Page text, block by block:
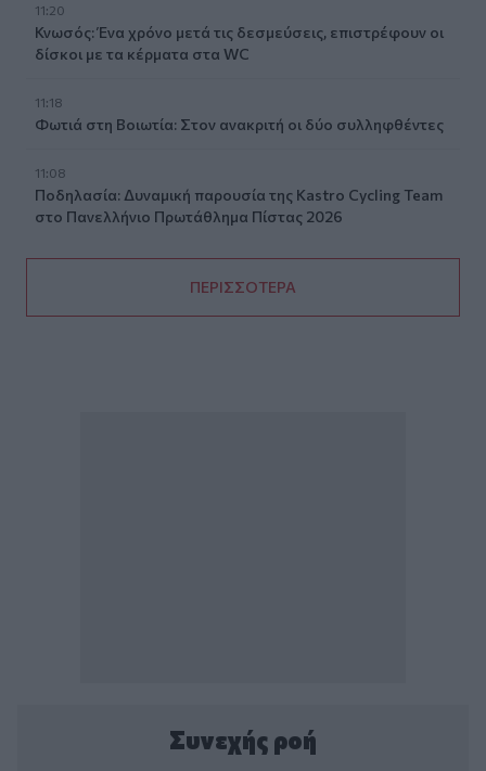
11:20
Κνωσός: Ένα χρόνο μετά τις δεσμεύσεις, επιστρέφουν οι
δίσκοι με τα κέρματα στα WC
11:18
Φωτιά στη Βοιωτία: Στον ανακριτή οι δύο συλληφθέντες
11:08
Ποδηλασία: Δυναμική παρουσία της Kastro Cycling Team
στο Πανελλήνιο Πρωτάθλημα Πίστας 2026
ΠΕΡΙΣΣΟΤΕΡΑ
Συνεχής ροή